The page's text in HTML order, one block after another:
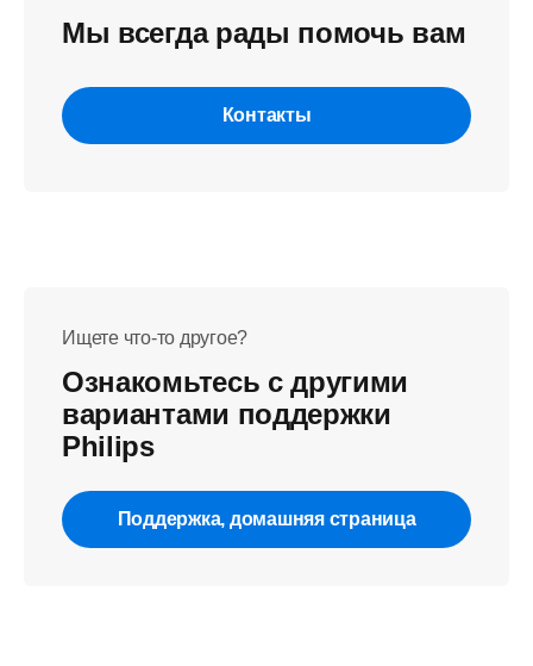
Мы всегда рады помочь вам
Контакты
Ищете что-то другое?
Ознакомьтесь с другими
вариантами поддержки
Philips
Поддержка, домашняя страница